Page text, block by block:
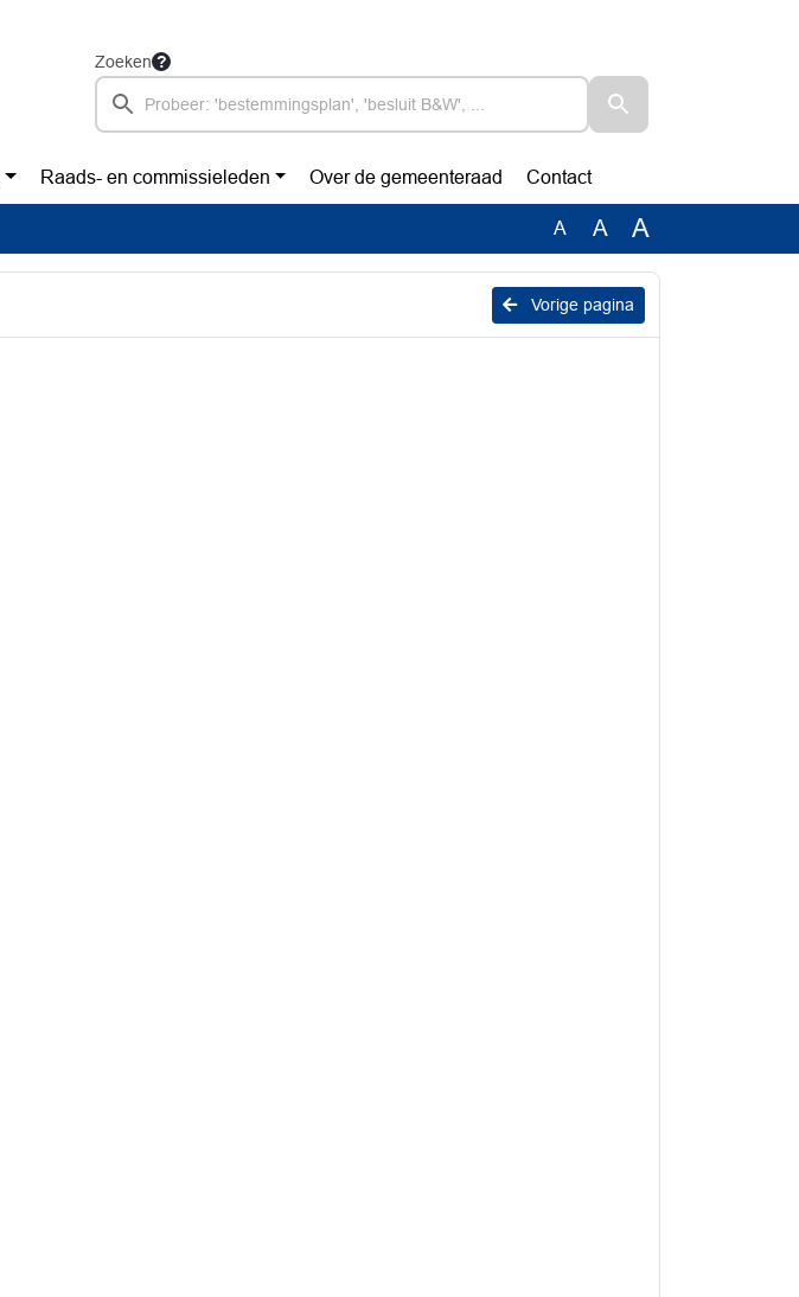
Zoeken
Raads- en commissieleden Over de gemeenteraad Contact
A A A
Vorige pagina